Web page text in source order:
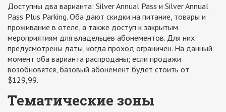
Доступны два варианта: Silver Annual Pass и Silver Annual
Pass Plus Parking. Оба дают скидки на питание, товары и
проживание в отеле, а также доступ к закрытым
мероприятиям для владельцев абонементов. Для них
предусмотрены даты, когда проход ограничен. На данный
момент оба варианта распроданы; если продажи
возобновятся, базовый абонемент будет стоить от
$129,99.
Тематические зоны